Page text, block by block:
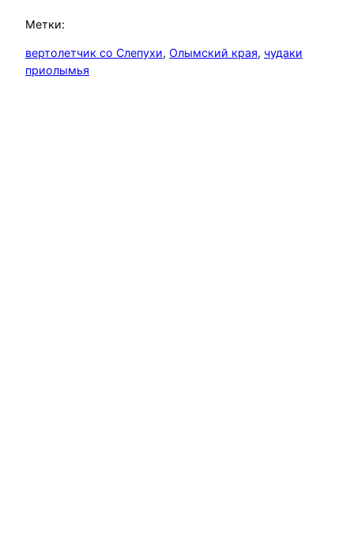
Метки:
вертолетчик со Слепухи, Олымский края, чудаки
приолымья